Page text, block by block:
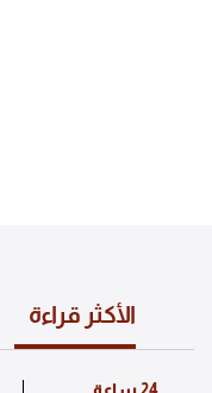
الأكثر قراءة